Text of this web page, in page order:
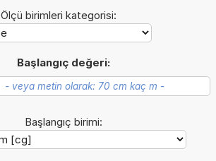
Ölçü birimleri kategorisi:
Başlangıç değeri:
Başlangıç birimi: